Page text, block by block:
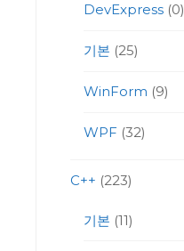
DevExpress(0)
기본 (25)
WinForm (9)
WPF (32)
C++ (223)
기본 (11)